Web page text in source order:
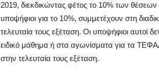
2019, διεκδικώντας φέτος το 10% των θέσεων
υποψήφιοι για το 10%, συμμετέχουν στη
τελευταία τους εξέταση. Οι υποψήφιοι αυτοί
ειδικό μάθημα ή στα αγωνίσματα για τα
στην τελευταία τους εξέταση.